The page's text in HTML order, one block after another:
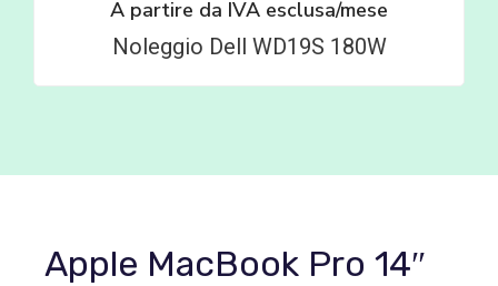
A partire da IVA esclusa/mese
Noleggio Dell WD19S 180W
Apple MacBook Pro 14″